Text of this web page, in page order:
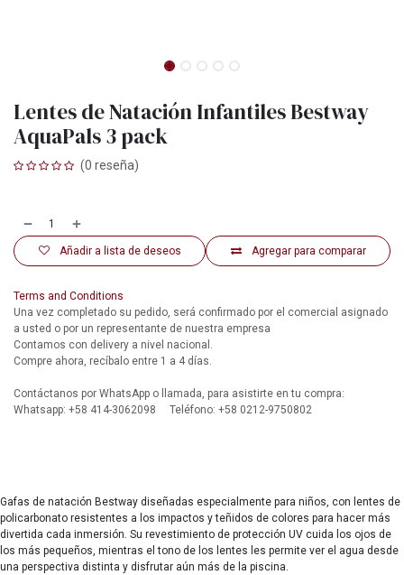
Lentes de Natación Infantiles Bestway
AquaPals 3 pack
(0 reseña)
Agregar para comparar
Añadir a lista de deseos
Terms and Conditions
Una vez completado su pedido, será confirmado por el comercial asignado
a usted o por un representante de nuestra empresa
Contamos con delivery a nivel nacional.
Compre ahora, recíbalo entre 1 a 4 días.
Contáctanos por WhatsApp o llamada, para asistirte en tu compra:
Whatsapp: +58 414-3062098 Teléfono: +58 0212-9750802
Gafas de natación Bestway diseñadas especialmente para niños, con lentes de
policarbonato resistentes a los impactos y teñidos de colores para hacer más
divertida cada inmersión. Su revestimiento de protección UV cuida los ojos de
los más pequeños, mientras el tono de los lentes les permite ver el agua desde
una perspectiva distinta y disfrutar aún más de la piscina.